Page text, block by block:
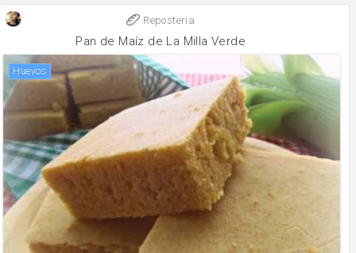
Reposteria
Pan de Maíz de La Milla Verde
huevos